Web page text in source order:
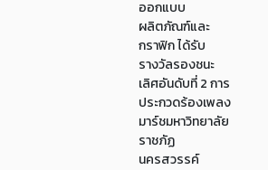
ออกแบบ
ผลิตภัณฑ์และ
กราฟิก ได้รับ
รางวัลรองชนะ
เลิศอันดับที่ 2 การ
ประกวดร้องเพลง
มาร์ชมหาวิทยาลัย
ราชภัฏ
นครสวรรค์